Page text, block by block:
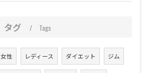
タグ Tags
女性 レディース ダイエット ジム